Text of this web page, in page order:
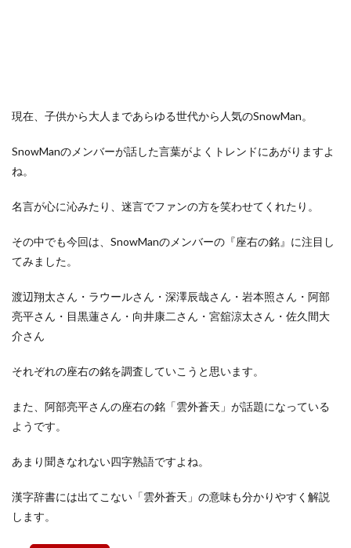
現在、子供から大人まであらゆる世代から人気のSnowMan。
SnowManのメンバーが話した言葉がよくトレンドにあがりますよ
ね。
名言が心に沁みたり、迷言でファンの方を笑わせてくれたり。
その中でも今回は、SnowManのメンバーの『座右の銘』に注目し
てみました。
渡辺翔太さん・ラウールさん・深澤辰哉さん・岩本照さん・阿部
亮平さん・目黒蓮さん・向井康二さん・宮舘涼太さん・佐久間大
介さん
それぞれの座右の銘を調査していこうと思います。
また、阿部亮平さんの座右の銘「雲外蒼天」が話題になっている
ようです。
あまり聞きなれない四字熟語ですよね。
漢字辞書には出てこない「雲外蒼天」の意味も分かりやすく解説
します。